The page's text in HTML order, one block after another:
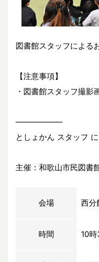
図書館スタッフによる
【注意事項】
・図書館スタッフ撮影
――――――
としょかん スタッフ
主催：和歌山市民図書
会場 西分
時間 10